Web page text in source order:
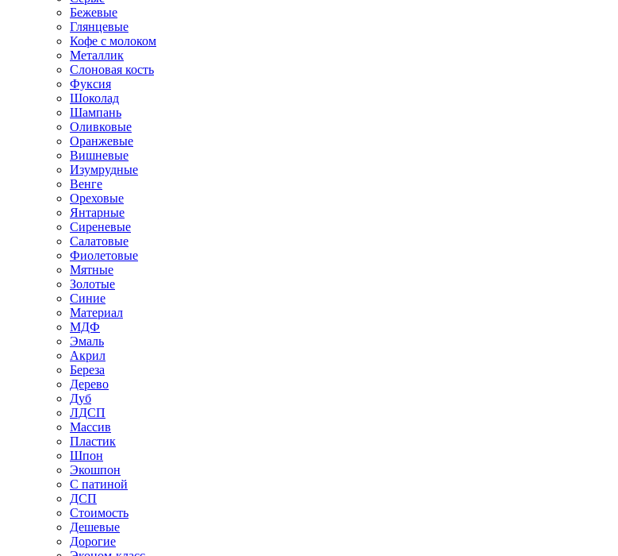
Бежевые
Глянцевые
Кофе с молоком
Металлик
Слоновая кость
Фуксия
Шоколад
Шампань
Оливковые
Оранжевые
Вишневые
Изумрудные
Венге
Ореховые
Янтарные
Сиреневые
Салатовые
Фиолетовые
Мятные
Золотые
Синие
Материал
МДФ
Эмаль
Акрил
Береза
Дерево
Дуб
ЛДСП
Массив
Пластик
Шпон
Экошпон
С патиной
ДСП
Стоимость
Дешевые
Дорогие